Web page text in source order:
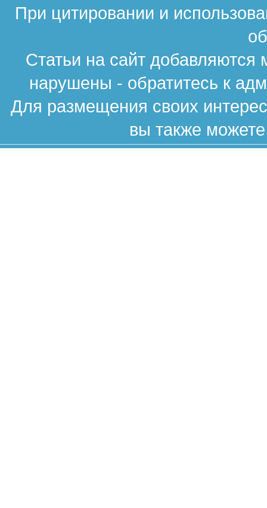
При цитировании и
Статьи на сайт
нарушены - обратитесь к
Для размещения своих
вы также